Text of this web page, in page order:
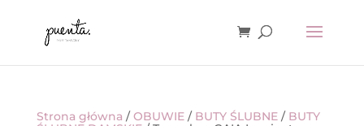
Strona główna /OBUWIE/ BUTY ŚLUBNE/ BUTY